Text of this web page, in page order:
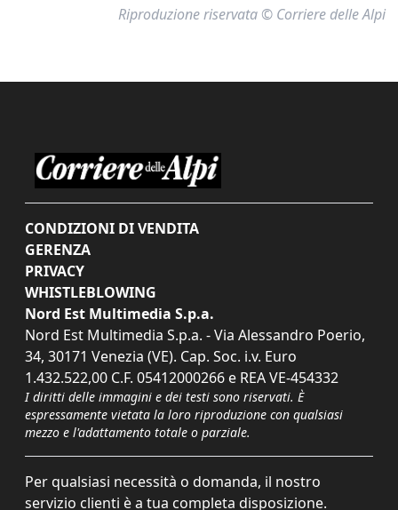
Riproduzione riservata © Corriere delle Alpi
CONDIZIONI DI VENDITA
GERENZA
PRIVACY
WHISTLEBLOWING
Nord Est Multimedia S.p.a.
Nord Est Multimedia S.p.a. - Via Alessandro Poerio,
34, 30171 Venezia (VE). Cap. Soc. i.v. Euro
1.432.522,00 C.F. 05412000266 e REA VE-454332
I diritti delle immagini e dei testi sono riservati. È
espressamente vietata la loro riproduzione con qualsiasi
mezzo e l'adattamento totale o parziale.
Per qualsiasi necessità o domanda, il nostro
servizio clienti è a tua completa disposizione.